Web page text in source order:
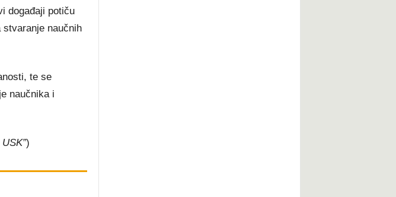
događaji potiču
naučnih
te se
naučnika i
)